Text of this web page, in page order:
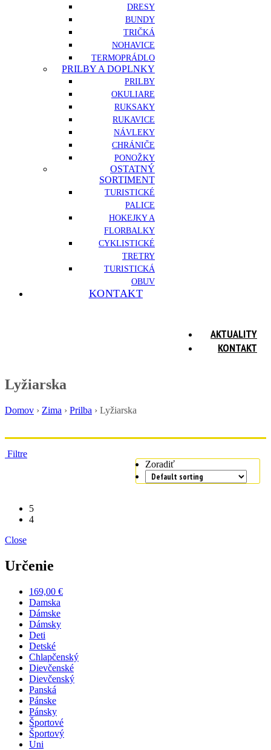
DRESY
BUNDY
TRIČKÁ
NOHAVICE
TERMOPRÁDLO
PRILBY A DOPLNKY
PRILBY
OKULIARE
RUKSAKY
RUKAVICE
NÁVLEKY
CHRÁNIČE
PONOŽKY
OSTATNÝ
SORTIMENT
TURISTICKÉ
PALICE
HOKEJKY A
FLORBALKY
CYKLISTICKÉ
TRETRY
TURISTICKÁ
OBUV
KONTAKT
AKTUALITY
KONTAKT
Lyžiarska
Domov › Zima › Prilba › Lyžiarska
Filtre
Zoradiť
5
4
Close
Určenie
169,00 €
Damska
Dámske
Dámsky
Deti
Detské
Chlapčenský
Dievčenské
Dievčenský
Panská
Pánske
Pánsky
Športové
Športový
Uni